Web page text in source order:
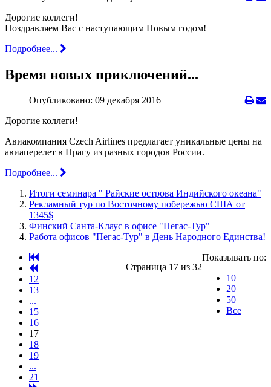
Дорогие коллеги!
Поздравляем Вас с наступающим Новым годом!
Подробнее...
Время новых приключений...
Опубликовано: 09 декабря 2016
Дорогие коллеги!
Авиакомпания Czech Airlines предлагает уникальные цены на
авиаперелет в Прагу из разных городов России.
Подробнее...
Итоги семинара " Райские острова Индийского океана"
Рекламный тур по Восточному побережью США от
1345$
Финский Санта-Клаус в офисе "Пегас-Тур"
Работа офисов "Пегас-Тур" в День Народного Единства!
Показывать по:
10
20
50
Все
Страница 17 из 32
12
13
...
15
16
17
18
19
...
21